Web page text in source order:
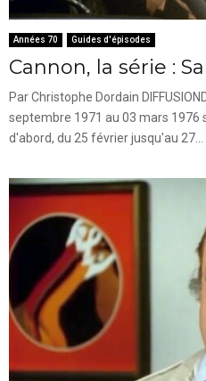
Années 70 Guides d'épisodes
Cannon, la série :
Par Christophe Dordain
septembre 1971 au 03 mars 1976
d'abord, du 25 février jusqu'au 27...